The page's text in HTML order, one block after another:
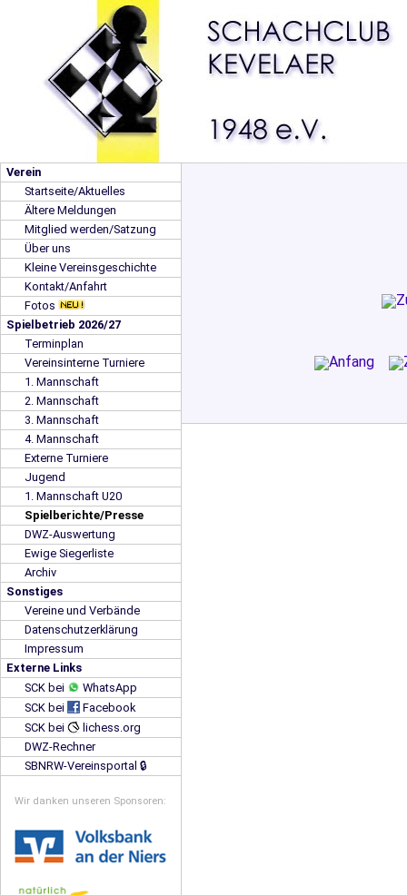
Verein
Startseite/Aktuelles
Ältere Meldungen
Mitglied werden/Satzung
Über uns
Kleine Vereinsgeschichte
Kontakt/Anfahrt
Fotos
Spielbetrieb 2026/27
Terminplan
Vereinsinterne Turniere
1. Mannschaft
2. Mannschaft
3. Mannschaft
4. Mannschaft
Externe Turniere
Jugend
1. Mannschaft U20
Spielberichte/Presse
DWZ-Auswertung
Ewige Siegerliste
Archiv
Sonstiges
Vereine und Verbände
Datenschutzerklärung
Impressum
Externe Links
SCK bei
WhatsApp
SCK bei
Facebook
SCK bei
lichess.org
DWZ-Rechner
SBNRW-Vereinsportal 🔒
Wir danken unseren Sponsoren: